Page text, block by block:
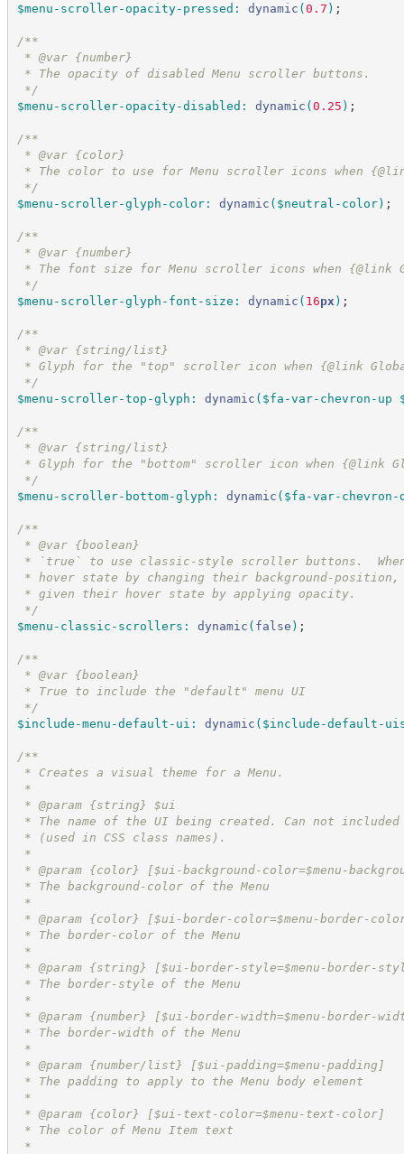
$menu-scroller-opacity-pressed : dynamic (0.7 ) ;
/**
* @var {number}
* The opacity of disabled Menu scroller buttons.
*/
$menu-scroller-opacity-disabled : dynamic (0.25 ) ;
/**
* @var {color}
* The color to use for Menu scroller icons when
*/
$menu-scroller-glyph-color: dynamic ( $neutral-color) ;
/**
* @var {number}
* The font size for Menu scroller icons when
*/
$menu-scroller-glyph-font-size : dynamic ( 16px ) ;
/**
* @var {string/list}
* Glyph for the "top" scroller icon when {@link
*/
$menu-scroller-top-glyph : dynamic ( $fa-var-chevron-up
/**
* @var {string/list}
* Glyph for the "bottom" scroller icon when {@link
*/
$menu-scroller-bottom-glyph : dynamic ( $fa-var-chevron-
/**
* @var {boolean}
* `true` to use classic-style scroller buttons.
* hover state by changing their background-
* given their hover state by applying opacity.
*/
$menu-classic-scrollers : dynamic ( false ) ;
/**
* @var {boolean}
* True to include the "default" menu UI
*/
$include-menu-default-ui : dynamic ( $include-default-
/**
* Creates a visual theme for a Menu.
*
* @param {string} $ui
* The name of the UI being created. Can not
* (used in CSS class names).
*
* @param {color} [$ui-background-color=$menu-
* The background-color of the Menu
*
* @param {color} [$ui-border-color=$menu-border-
* The border-color of the Menu
*
* @param {string} [$ui-border-style=$menu-border-
* The border-style of the Menu
*
* @param {number} [$ui-border-width=$menu-border-
* The border-width of the Menu
*
* @param {number/list} [$ui-padding=$menu-padding]
* The padding to apply to the Menu body element
*
* @param {color} [$ui-text-color=$menu-text-color]
* The color of Menu Item text
*